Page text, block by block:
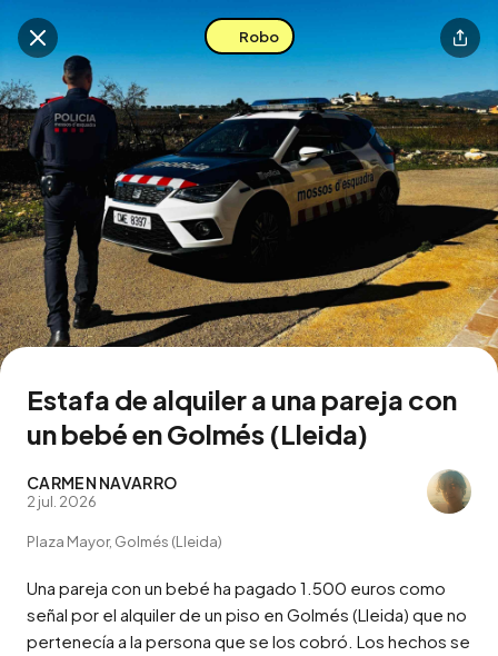
Descarga la app
Buscar en esta zona
Robo
Estafa de alquiler a una pareja con
un bebé en Golmés (Lleida)
CARMEN NAVARRO
2 jul. 2026
Plaza Mayor, Golmés (Lleida)
Una pareja con un bebé ha pagado 1.500 euros como
señal por el alquiler de un piso en Golmés (Lleida) que no
pertenecía a la persona que se los cobró. Los hechos se